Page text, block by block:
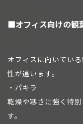
■オフィス向けの観
オフィスに向いてい
性が違います。
・パキラ
乾燥や寒さに強く特
す。